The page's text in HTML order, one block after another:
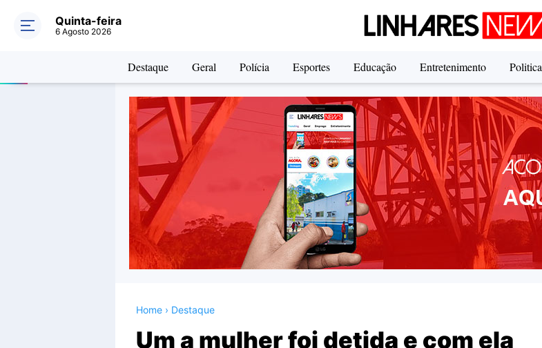
Quinta-feira
6 Agosto 2026
Destaque Geral Polícia Esportes Educação Entretenimento Politica
Home › Destaque
Um a mulher foi detida e com ela